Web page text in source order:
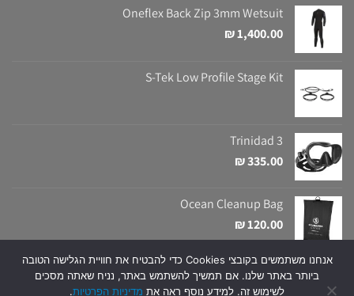
Oneflex Back Zip 3mm Wetsuit
₪1,400.00
S-Tek Low Profile Stage Kit
Trinidad 3
₪335.00
Ocean Cleanup Bag
₪120.00
Copyright 2026 ©Snapir| All Rights Reserved | Created and Designed
אנחנו משתמשים בקובצי Cookies כדי להבטיח את חוויית הגלישה הטובה
ביותר באתר שלנו. אם תמשיך להשתמש באתר, נניח שאתה מסכים
לשימוש זה. למידע נוסף ראה את מדיניות הפרטיות.